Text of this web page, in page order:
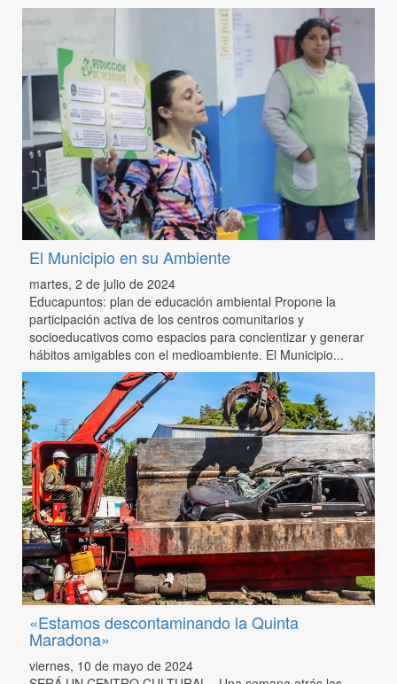
El Municipio en su Ambiente
martes, 2 de julio de 2024
Educapuntos: plan de educación ambiental Propone la
participación activa de los centros comunitarios y
socioeducativos como espacios para concientizar y generar
hábitos amigables con el medioambiente. El Municipio...
«Estamos descontaminando la Quinta
Maradona»
viernes, 10 de mayo de 2024